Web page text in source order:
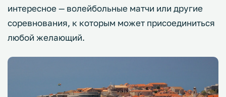
интересное — волейбольные матчи или другие
соревнования, к которым может присоединиться
любой желающий.